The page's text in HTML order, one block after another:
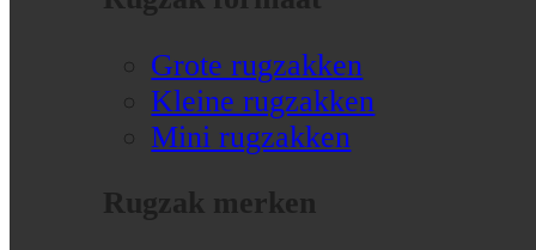
Grote rugzakken
Kleine rugzakken
Mini rugzakken
Rugzak merken